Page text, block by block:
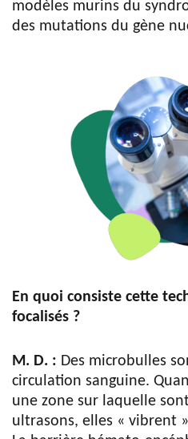
modèles murins du
des mutations du gène
En quoi consiste cette
focalisés ?
M. D. : Des microbulles
circulation sanguine.
une zone sur laquelle
ultrasons, elles « vibrent